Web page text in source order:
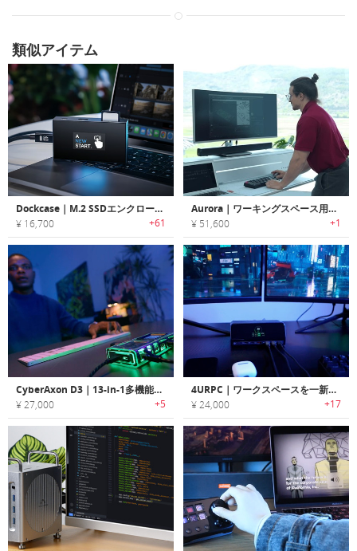
類似アイテム
Dockcase｜M.2 SSDエンクロージャー搭載の7-in-1スマートハブ
¥ 16,700 +61
Aurora｜ワーキングスペース用の20-in-1ドッキングステーション
¥ 51,600 +1
CyberAxon D3｜13-in-1多機能ドッキングステーション兼ストリームデック
¥ 27,000 +5
4URPC｜ワークスペースを一新。12-in-1ディスプレイ付きドッキングステーション
¥ 24,000 +17